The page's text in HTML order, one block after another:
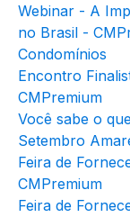
Webinar - A
no Brasil -
Condomínios
Encontro
CMPremium
Você sabe o
Setembro
Feira de
CMPremium
Feira de